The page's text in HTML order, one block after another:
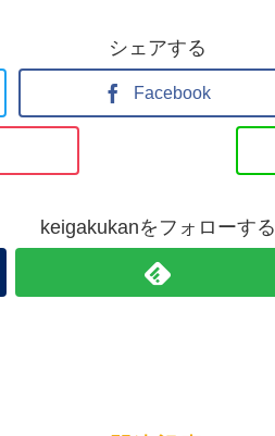
シェアする
Facebook
keigakukanをフォローする